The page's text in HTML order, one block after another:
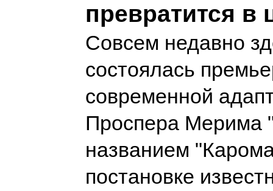
превратится в
Совсем недавно
состоялась
современной
Проспера Мерима
названием
постановке